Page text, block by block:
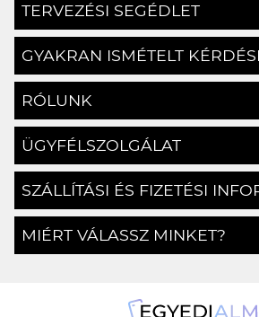
TERVEZÉSI SEGÉDLET
GYAKRAN ISMÉTELT
RÓLUNK
ÜGYFÉLSZOLGÁLAT
SZÁLLÍTÁSI ÉS FIZETÉSI
MIÉRT VÁLASSZ MINKET?